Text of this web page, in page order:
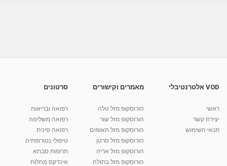
מאת Shahar-vod 2 שנים
10:17
קרין גורן - העוגה המתגלצ’ת ללא קמח
38.5k צפיות
VOD אלטרנטיבלי
ראשי
יצירת קשר
תנאי השימוש
מאמרים וקישורים
הורוסקופ מזל טלה
הורוסקופ מזל שור
הורוסקופ מזל תאומים
הורוסקופ מזל סרטן
הורוסקופ מזל אריה
הורוסקופ מזל בתולה
סרטונים
רפואה ובריאות
רפואה משלימה
רפואה סינית
טיפולי נטורופתיה
תרופות סבתא
אינדקס מחלות